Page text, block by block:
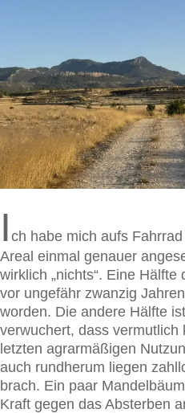
I ch habe mich aufs
Areal einmal genauer
wirklich „nichts“. Eine
vor ungefähr zwanzig
worden. Die andere Hälfte
verwuchert, dass vermutlich
letzten agrarmäßigen
auch rundherum liegen
brach. Ein paar
Kraft gegen das Absterben